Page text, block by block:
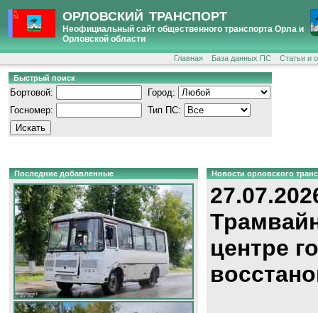
ОРЛОВСКИЙ ТРАНСПОРТ
Неофициальный сайт общественного транспорта Орла и
Орловской области
Главная База данных ПС Статьи и
Быстрый поиск
Бортовой:
Город:
Госномер:
Тип ПС:
Последние добавленные Новости орловского
центре